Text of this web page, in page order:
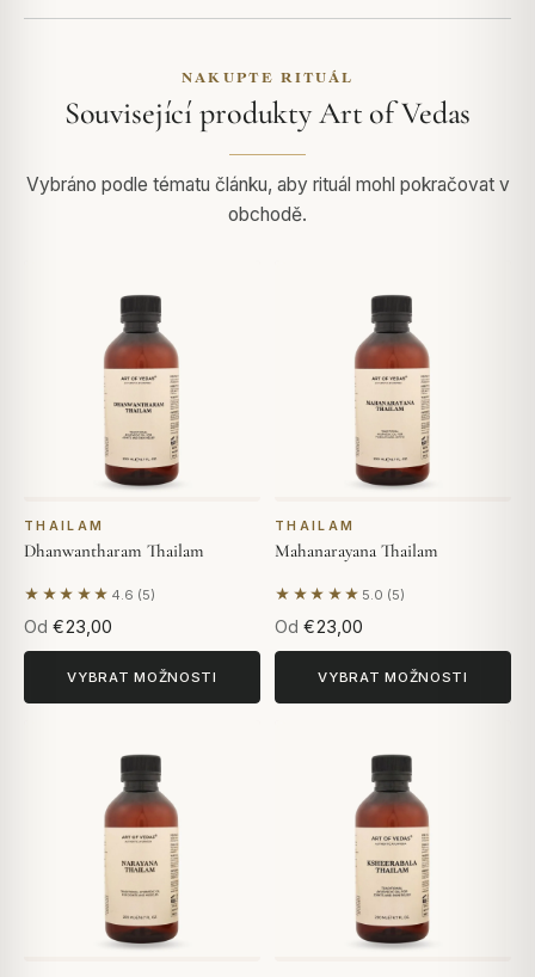
NAKUPTE RITUÁL
Související produkty Art of Vedas
Vybráno podle tématu článku, aby rituál mohl pokračovat v
obchodě.
THAILAM
Dhanwantharam Thailam
★★★★★ 4.6 (5)
Na základě 5 hodnocení
Od €23,00
VYBRAT MOŽNOSTI
THAILAM
Mahanarayana Thailam
★★★★★ 5.0 (5)
Na základě 5 hodnocení
Od €23,00
VYBRAT MOŽNOSTI